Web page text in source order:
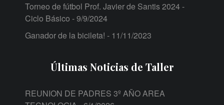
Torneo de fútbol Prof. Javier de Santis 2024 -
Ciclo Básico - 9/9/2024
Ganador de la bicileta! - 11/11/2023
Últimas Noticias de Taller
REUNION DE PADRES 3º AÑO AREA